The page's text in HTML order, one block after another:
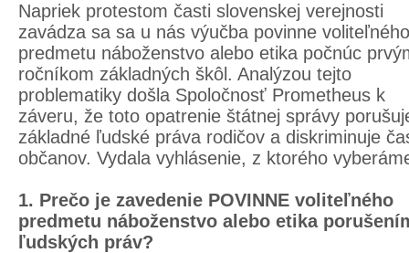
Napriek protestom časti slovenskej verejnosti
zavádza sa sa u nás výučba povinne voliteľného
predmetu náboženstvo alebo etika počnúc
ročníkom základných škôl. Analýzou tejto
problematiky došla Spoločnosť Prometheus k
záveru, že toto opatrenie štátnej správy
základné ľudské práva rodičov a diskriminuje
občanov. Vydala vyhlásenie, z ktorého
1. Prečo je zavedenie POVINNE voliteľného
predmetu náboženstvo alebo etika
ľudských práv?